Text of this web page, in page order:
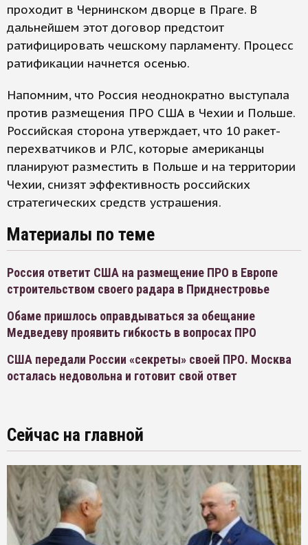
проходит в Чернинском дворце в Праге. В
дальнейшем этот договор предстоит
ратифицировать чешскому парламенту. Процесс
ратификации начнется осенью.
Напомним, что Россия неоднократно выступала
против размещения ПРО США в Чехии и Польше.
Российская сторона утверждает, что 10 ракет-
перехватчиков и РЛС, которые американцы
планируют разместить в Польше и на территории
Чехии, снизят эффективность российских
стратегических средств устрашения.
Материалы по теме
Россия ответит США на размещение ПРО в Европе
строительством своего радара в Приднестровье
Обаме пришлось оправдываться за обещание
Медведеву проявить гибкость в вопросах ПРО
США передали России «секреты» своей ПРО. Москва
осталась недовольна и готовит свой ответ
Сейчас на главной